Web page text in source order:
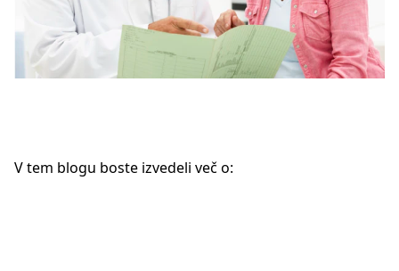
V tem blogu boste izvedeli več o: